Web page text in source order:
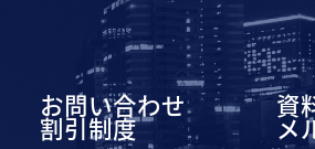
お問い合わせ 資
割引制度 メ